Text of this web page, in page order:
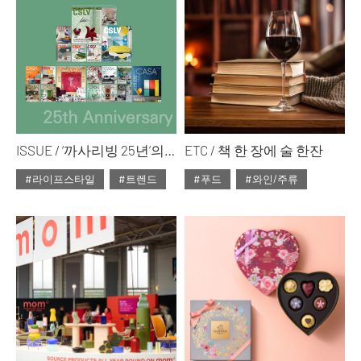
ISSUE / ‘까사리빙 25년’의 기록 시간을 잇는 리빙 트렌드의 재발견
#라이프스타일
#트렌드
#ISSUE300
ETC / 책 한 장에 술 한잔
#푸드
#와인/주류